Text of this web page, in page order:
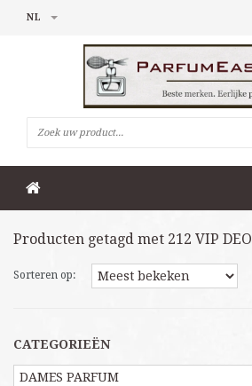
NL
Producten getagd met 212 VIP DEO
Sorteren op:
CATEGORIEËN